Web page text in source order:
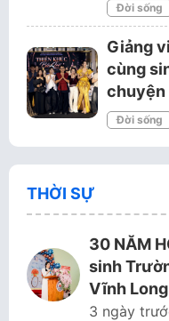
Đời sống
Giảng
cùng
chuyện
Đời sống
THỜI SỰ
30 NĂM
sinh
Vĩnh Long
3 ngày